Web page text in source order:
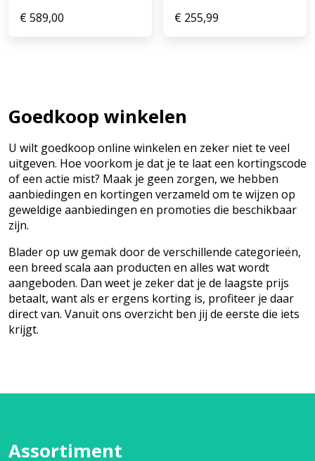
€589,00 € 255,99
Goedkoop winkelen
U wilt goedkoop online winkelen en zeker niet te veel
uitgeven. Hoe voorkom je dat je te laat een kortingscode
of een actie mist? Maak je geen zorgen, we hebben
aanbiedingen en kortingen verzameld om te wijzen op
geweldige aanbiedingen en promoties die beschikbaar
zijn.
Blader op uw gemak door de verschillende categorieën,
een breed scala aan producten en alles wat wordt
aangeboden. Dan weet je zeker dat je de laagste prijs
betaalt, want als er ergens korting is, profiteer je daar
direct van. Vanuit ons overzicht ben jij de eerste die iets
krijgt.
Assortiment